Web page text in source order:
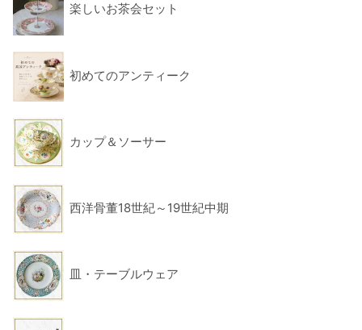
楽しいお茶会セット
初めてのアンティーク
カップ＆ソーサー
西洋骨董18世紀～19世紀中期
皿・テーブルウェア